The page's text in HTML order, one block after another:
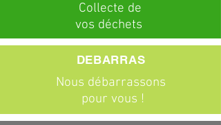
Collecte de
vos déchets
Nous débarrassons
pour vous !
DEBARRAS